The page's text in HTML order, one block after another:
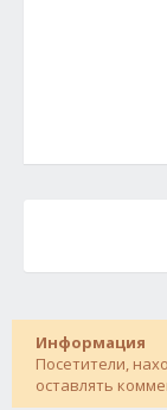
Информация
Посетители,
оставлять